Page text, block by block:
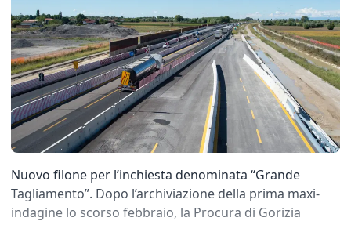
Nuovo filone per l’inchiesta denominata “Grande
Tagliamento”. Dopo l’archiviazione della prima maxi-
indagine lo scorso febbraio, la Procura di Gorizia